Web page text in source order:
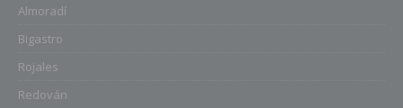
Almoradí
Bigastro
Rojales
Redován